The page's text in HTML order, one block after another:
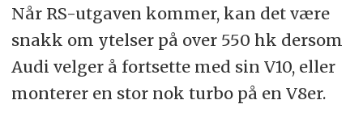
Når RS-utgaven kommer, kan det være
snakk om ytelser på over 550 hk dersom
Audi velger å fortsette med sin V10, eller
monterer en stor nok turbo på en V8er.